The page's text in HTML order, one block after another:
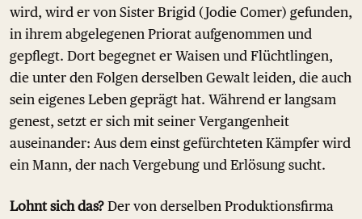
wird, wird er von Sister Brigid (Jodie Comer) gefunden,
in ihrem abgelegenen Priorat aufgenommen und
gepflegt. Dort begegnet er Waisen und Flüchtlingen,
die unter den Folgen derselben Gewalt leiden, die auch
sein eigenes Leben geprägt hat. Während er langsam
genest, setzt er sich mit seiner Vergangenheit
auseinander: Aus dem einst gefürchteten Kämpfer wird
ein Mann, der nach Vergebung und Erlösung sucht.
Lohnt sich das? Der von derselben Produktionsfirma